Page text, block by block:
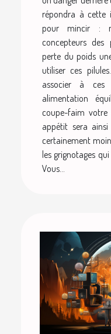
répondra à cette
pour mincir :
concepteurs des
perte du poids
utiliser ces
associer à
alimentation
coupe-faim votre
appétit sera
certainement
les grignotages
Vous...